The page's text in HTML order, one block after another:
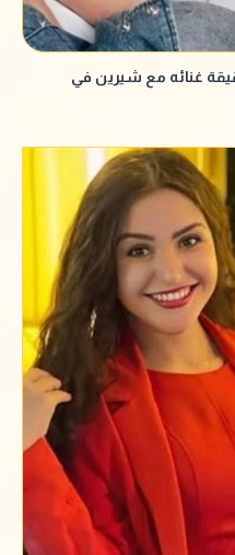
غنائه مع شيرين في